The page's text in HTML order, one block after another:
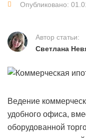
Опубликовано:
Автор статьи:
Светлана
Ведение
удобного офиса,
оборудованной